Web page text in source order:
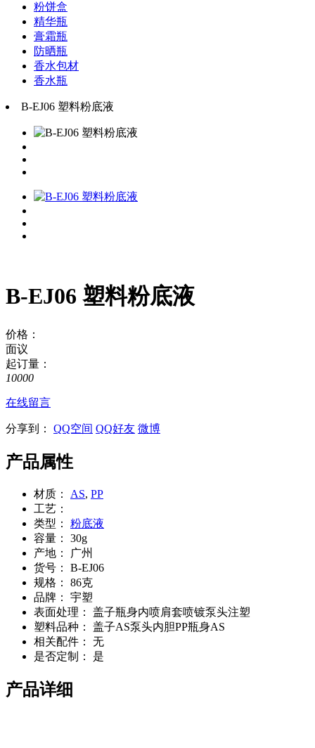
粉饼盒
精华瓶
膏霜瓶
防晒瓶
香水包材
香水瓶
B-EJ06 塑料粉底液
B-EJ06 塑料粉底液
价格：
面议
起订量：
10000
在线留言
分享到： QQ空间 QQ好友 微博
产品属性
材质： AS, PP
工艺：
类型：
粉底液
容量：
30g
产地：
广州
货号：
B-EJ06
规格：
86克
品牌：
宇塑
表面处理：
盖子瓶身内喷肩套喷镀泵头注塑
塑料品种：
盖子AS泵头内胆PP瓶身AS
相关配件：
无
是否定制：
是
产品详细